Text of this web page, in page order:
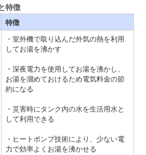
特徴
特徴
・室外機で取り込んだ外気の熱を利用
してお湯を沸かす
・深夜電力を使用してお湯を沸かし、
お湯を溜めておけるため電気料金の節
約になる
・災害時にタンク内の水を生活用水と
して利用できる
・ヒートポンプ技術により、少ない電
力で効率よくお湯を沸かせる